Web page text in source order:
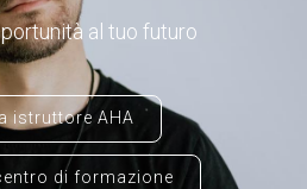
al tuo futuro
istruttore AHA
di formazione